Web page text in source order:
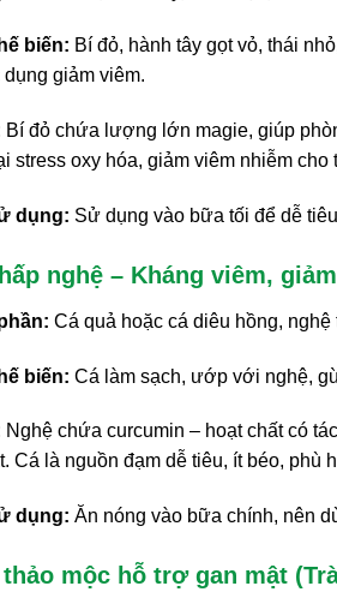
biến: Bí đỏ, hành tây gọt vỏ, thái
dụng giảm viêm.
Bí đỏ chứa lượng lớn magie, giúp
stress oxy hóa, giảm viêm nhiễm cho
dụng: Sử dụng vào bữa tối để dễ
nghệ – Kháng viêm,
Cá quả hoặc cá diêu hồng,
biến: Cá làm sạch, ướp với nghệ,
Nghệ chứa curcumin – hoạt chất có
Cá là nguồn đạm dễ tiêu, ít béo, phù
dụng: Ăn nóng vào bữa chính, nên
mộc hỗ trợ gan mật